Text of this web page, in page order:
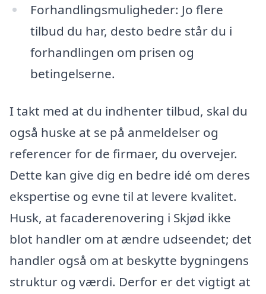
Forhandlingsmuligheder: Jo flere
tilbud du har, desto bedre står du i
forhandlingen om prisen og
betingelserne.
I takt med at du indhenter tilbud, skal du
også huske at se på anmeldelser og
referencer for de firmaer, du overvejer.
Dette kan give dig en bedre idé om deres
ekspertise og evne til at levere kvalitet.
Husk, at facaderenovering i Skjød ikke
blot handler om at ændre udseendet; det
handler også om at beskytte bygningens
struktur og værdi. Derfor er det vigtigt at